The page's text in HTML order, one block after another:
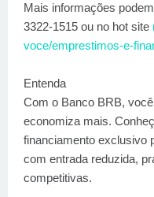
Mais informações
3322-1515 ou no hot site
voce/emprestimos-e-
Entenda
Com o Banco BRB,
economiza mais.
financiamento exclusivo
com entrada reduzida,
competitivas.